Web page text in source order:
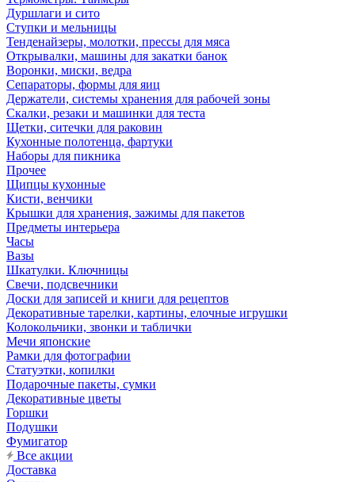
Дуршлаги и сито
Ступки и мельницы
Тенденайзеры, молотки, прессы для мяса
Открывалки, машины для закатки банок
Воронки, миски, ведра
Сепараторы, формы для яиц
Держатели, системы хранения для рабочей зоны
Скалки, резаки и машинки для теста
Щетки, ситечки для раковин
Кухонные полотенца, фартуки
Наборы для пикника
Прочее
Щипцы кухонные
Кисти, венчики
Крышки для хранения, зажимы для пакетов
Предметы интерьера
Часы
Вазы
Шкатулки. Ключницы
Свечи, подсвечники
Доски для записей и книги для рецептов
Декоративные тарелки, картины, елочные игрушки
Колокольчики, звонки и таблички
Мечи японские
Рамки для фотографии
Статуэтки, копилки
Подарочные пакеты, сумки
Декоративные цветы
Горшки
Подушки
Фумигатор
Все акции
Доставка